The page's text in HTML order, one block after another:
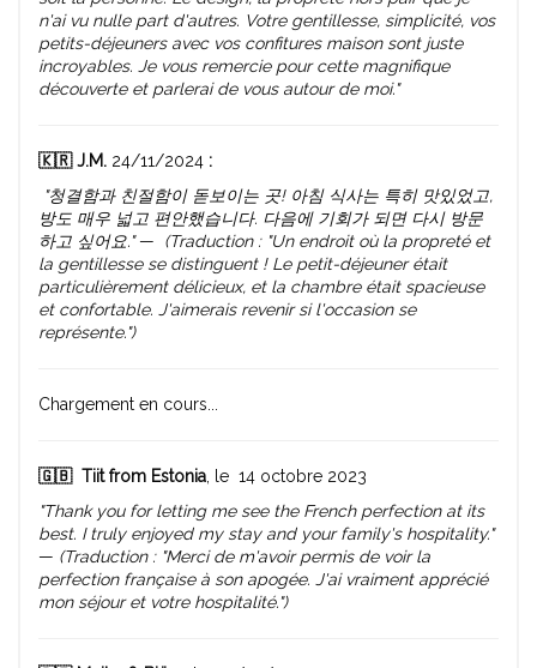
n'ai vu nulle part d'autres. Votre gentillesse, simplicité, vos
petits-déjeuners avec vos confitures maison sont juste
incroyables. Je vous remercie pour cette magnifique
découverte et parlerai de vous autour de moi."
🇰🇷 J.M. 24/11/2024 :
"청결함과 친절함이 돋보이는 곳! 아침 식사는 특히 맛있었고,
방도 매우 넓고 편안했습니다. 다음에 기회가 되면 다시 방문
하고 싶어요."— (Traduction : "Un endroit où la propreté et
la gentillesse se distinguent ! Le petit-déjeuner était
particulièrement délicieux, et la chambre était spacieuse
et confortable. J'aimerais revenir si l'occasion se
représente.")
Chargement en cours...
🇬🇧 Tiit from Estonia, le 14 octobre 2023
"Thank you for letting me see the French perfection at its
best. I truly enjoyed my stay and your family's hospitality."
— (Traduction : "Merci de m'avoir permis de voir la
perfection française à son apogée. J'ai vraiment apprécié
mon séjour et votre hospitalité.")